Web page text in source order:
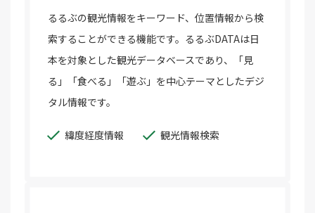
るるぶの観光情報をキーワード、位置情報から検
索することができる機能です。るるぶDATAは日
本を対象とした観光データベースであり、「見
る」「食べる」「遊ぶ」を中心テーマとしたデジ
タル情報です。
緯度経度情報 観光情報検索